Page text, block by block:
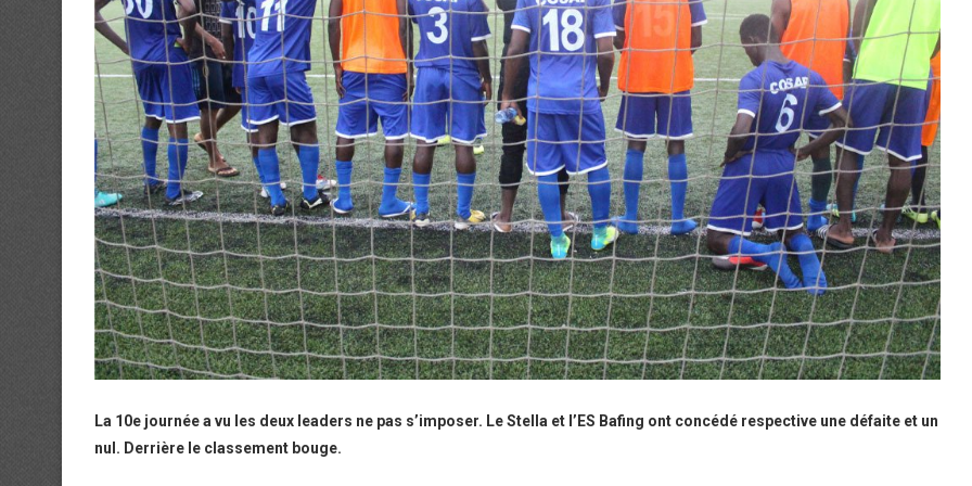
La 10e journée a vu les deux leaders ne pas s’imposer. Le Stella et l’ES Bafing ont concédé respective une défaite et un
nul. Derrière le classement bouge.